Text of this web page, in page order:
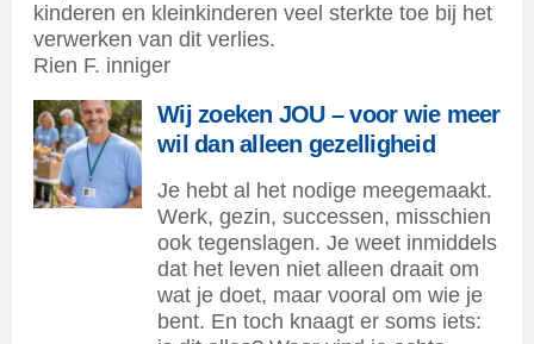
kinderen en kleinkinderen veel sterkte toe bij het
verwerken van dit verlies.
Rien F. inniger
Wij zoeken JOU – voor wie meer
wil dan alleen gezelligheid
Je hebt al het nodige meegemaakt.
Werk, gezin, successen, misschien
ook tegenslagen. Je weet inmiddels
dat het leven niet alleen draait om
wat je doet, maar vooral om wie je
bent. En toch knaagt er soms iets: